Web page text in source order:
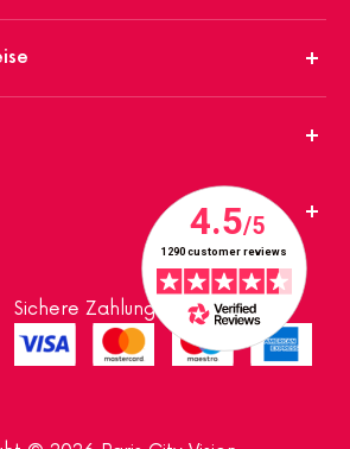
Sichere Zahlung